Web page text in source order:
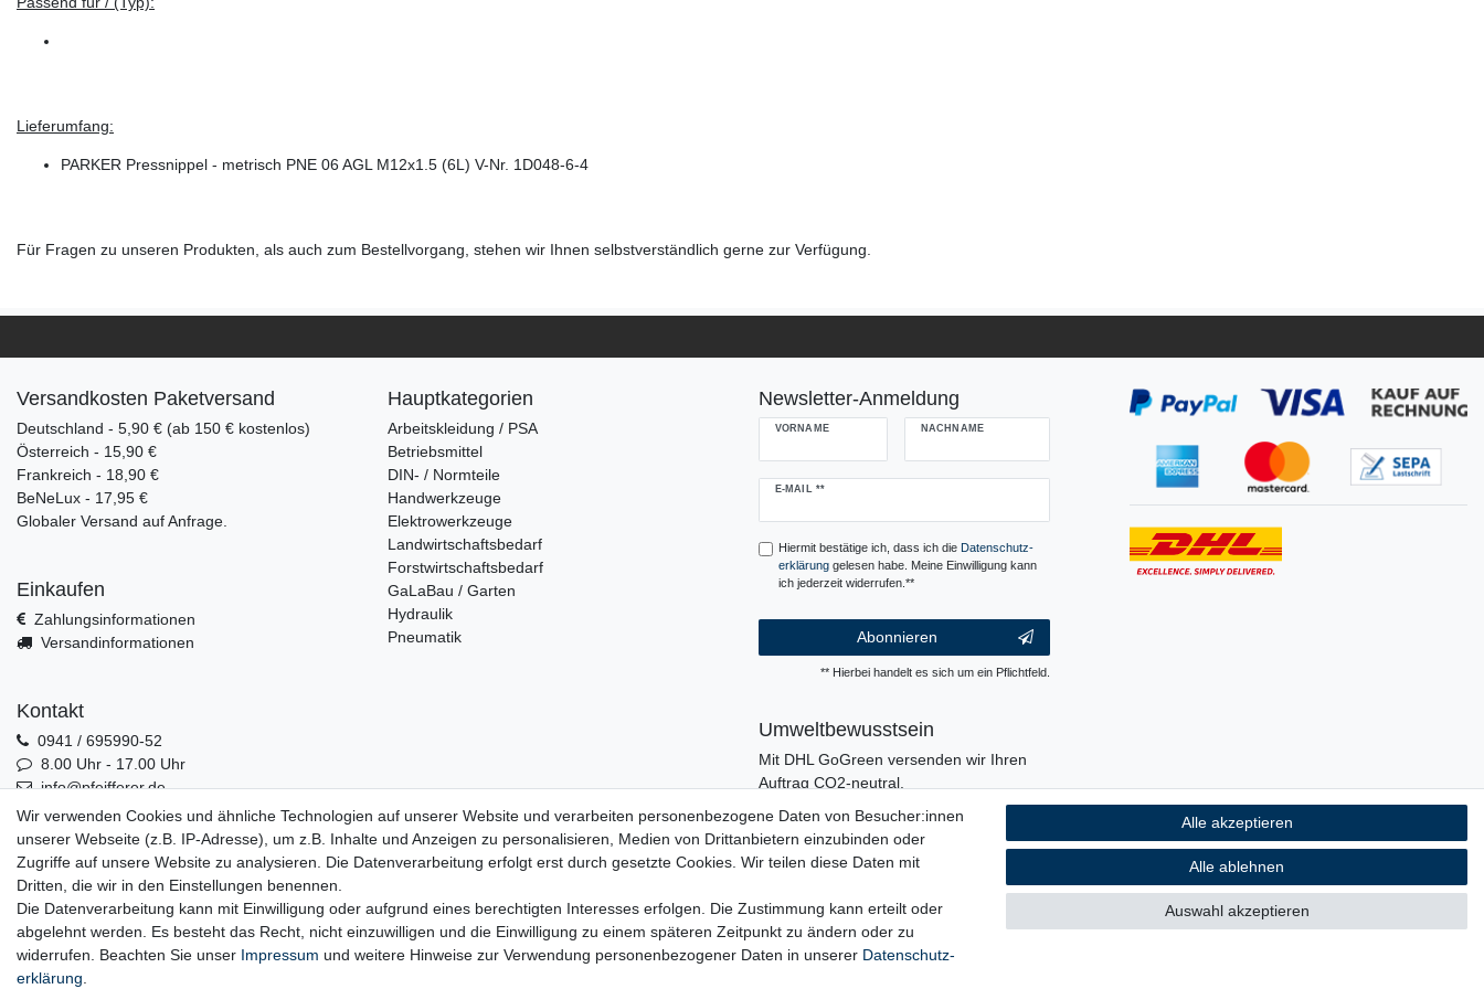
Lieferumfang:
PARKER Pressnippel - metrisch PNE 06 AGL M12x1.5 (6L) V-Nr. 1D048-6-4
Für Fragen zu unseren Produkten, als auch zum Bestellvorgang, stehen wir Ihnen selbstverständlich gerne zur Verfügung.
Versandkosten Paketversand
Deutschland - 5,90 € (ab 150 € kostenlos)
Österreich - 15,90 €
Frankreich - 18,90 €
BeNeLux - 17,95 €
Globaler Versand auf Anfrage.
Einkaufen
Zahlungsinformationen
Versandinformationen
Kontakt
0941 / 695990-52
8.00 Uhr - 17.00 Uhr
info@pfeifferer.de
Kontakt
0941 / 695990-52
Hauptkategorien
Arbeitskleidung / PSA
Betriebsmittel
DIN- / Normteile
Handwerkzeuge
Elektrowerkzeuge
Landwirtschaftsbedarf
Forstwirtschaftsbedarf
GaLaBau / Garten
Hydraulik
Pneumatik
Newsletter-Anmeldung
VORNAME NACHNAME
E-MAIL **
Newsletter
Hiermit bestätige ich, dass ich die Daten­schutz­
erklärunggelesen habe. Meine Einwilligung kann
ich jederzeit widerrufen.**
Abonnieren
** Hierbei handelt es sich um ein Pflichtfeld.
Umweltbewusstsein
Mit DHL GoGreen versenden wir Ihren
Auftrag CO2-neutral.
In unserer Logistik und in der Verpackung
den Einsatz von Kunststoffen und Plastik.
Wir verwenden Cookies und ähnliche Technologien auf unserer Website und verarbeiten personenbezogene Daten von Besucher:innen
unserer Webseite (z.B. IP-Adresse), um z.B. Inhalte und Anzeigen zu personalisieren, Medien von Drittanbietern einzubinden oder
Zugriffe auf unsere Website zu analysieren. Die Datenverarbeitung erfolgt erst durch gesetzte Cookies. Wir teilen diese Daten mit
Dritten, die wir in den Einstellungen benennen.
Die Datenverarbeitung kann mit Einwilligung oder aufgrund eines berechtigten Interesses erfolgen. Die Zustimmung kann erteilt oder
abgelehnt werden. Es besteht das Recht, nicht einzuwilligen und die Einwilligung zu einem späteren Zeitpunkt zu ändern oder zu
widerrufen. Beachten Sie unser Impressum und weitere Hinweise zur Verwendung personenbezogener Daten in unserer Daten­schutz­
erklärung
Alle akzeptieren
Alle ablehnen
Auswahl akzeptieren